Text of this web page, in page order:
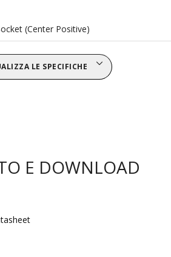
(Center Positive)
LE SPECIFICHE
E DOWNLOAD